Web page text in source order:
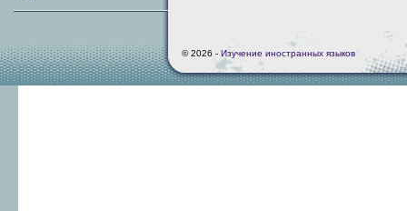
© 2026 - Изучение иностранных языков